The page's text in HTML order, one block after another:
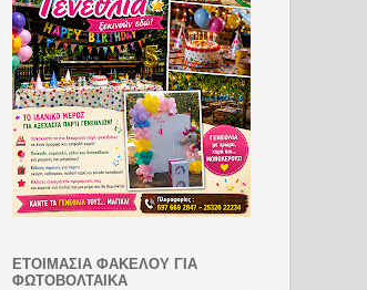
ΕΤΟΙΜΑΣΙΑ ΦΑΚΕΛΟΥ ΓΙΑ
ΦΩΤΟΒΟΛΤΑΙΚΑ